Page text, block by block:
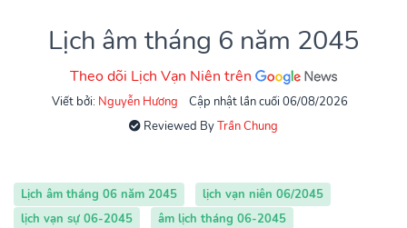
Lịch âm tháng 6 năm 2045
Theo dõi Lịch Vạn Niên trên
Viết bởi: Nguyễn Hương
Cập nhật lần cuối 06/08/2026
Reviewed ByTrần Chung
Lịch âm tháng 06 năm 2045
lịch vạn niên 06/2045
lịch vạn sự 06-2045
âm lịch tháng 06-2045